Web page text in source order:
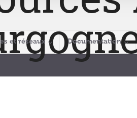
et réseaux Documentation